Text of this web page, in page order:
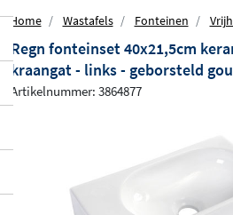
Home Wastafels Fonteinen
Regn fonteinset 40x21,5cm
kraangat - links - geborsteld
Artikelnummer: 3864877